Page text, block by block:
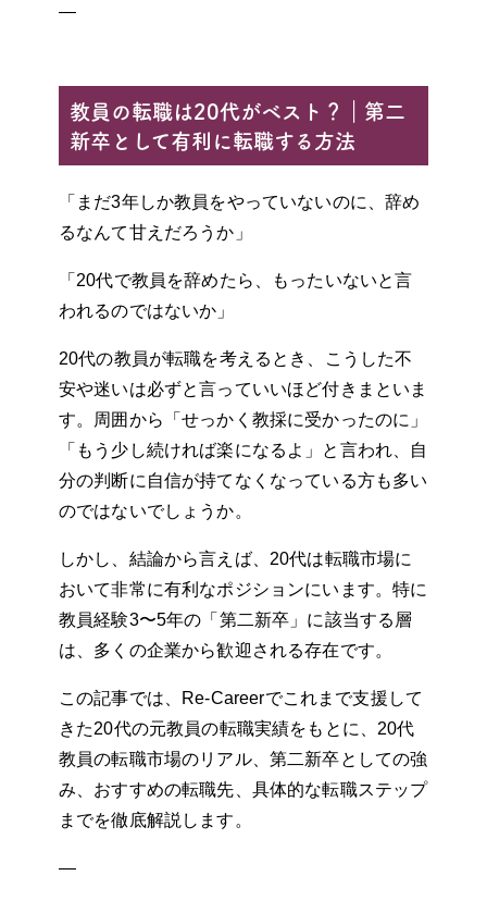
—
教員の転職は20代がベスト？｜第二
新卒として有利に転職する方法
「まだ3年しか教員をやっていないのに、辞め
るなんて甘えだろうか」
「20代で教員を辞めたら、もったいないと言
われるのではないか」
20代の教員が転職を考えるとき、こうした不
安や迷いは必ずと言っていいほど付きまといま
す。周囲から「せっかく教採に受かったのに」
「もう少し続ければ楽になるよ」と言われ、自
分の判断に自信が持てなくなっている方も多い
のではないでしょうか。
しかし、結論から言えば、20代は転職市場に
おいて非常に有利なポジションにいます。特に
教員経験3〜5年の「第二新卒」に該当する層
は、多くの企業から歓迎される存在です。
この記事では、Re-Careerでこれまで支援して
きた20代の元教員の転職実績をもとに、20代
教員の転職市場のリアル、第二新卒としての強
み、おすすめの転職先、具体的な転職ステップ
までを徹底解説します。
—